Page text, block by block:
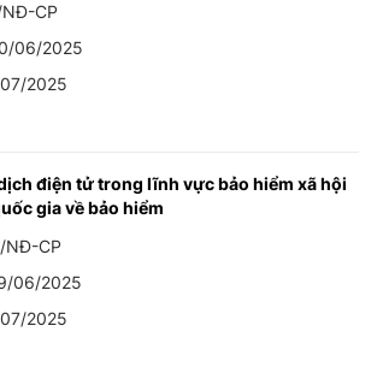
CP
06/2025
2025
điện tử trong lĩnh vực bảo hiểm xã hội
gia về bảo hiểm
NĐ-CP
06/2025
2025